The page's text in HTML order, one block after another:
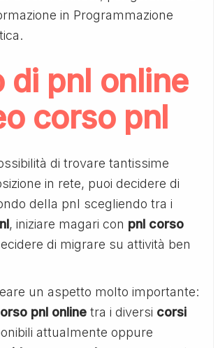
in Programmazione
di pnl online
corso pnl
di trovare tantissime
in rete, puoi decidere di
della pnl scegliendo tra i
, iniziare magari con pnl corso
di migrare su attività ben
un aspetto molto importante:
pnl online tra i diversi corsi
attualmente oppure